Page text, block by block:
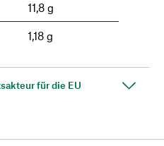
11,8 g
1,18 g
für die EU